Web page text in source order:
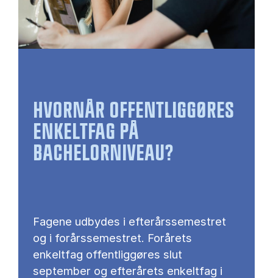
HVORNÅR OFFENTLIGGØRES
ENKELTFAG PÅ
BACHELORNIVEAU?
Fagene udbydes i efterårssemestret
og i forårssemestret. Forårets
enkeltfag offentliggøres slut
september og efterårets enkeltfag i